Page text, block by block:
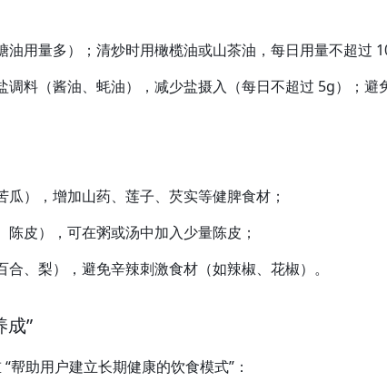
用量多）；清炒时用橄榄油或山茶油，每日用量不超过
料（酱油、蚝油），减少盐摄入（每日不超过 5g）；
），增加山药、莲子、芡实等健脾食材；
皮），可在粥或汤中加入少量陈皮；
、梨），避免辛辣刺激食材（如辣椒、花椒）。
成”
助用户建立长期健康的饮食模式”：